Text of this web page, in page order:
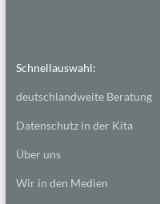
Schnellauswahl:
deutschlandweite Beratung
Datenschutz in der Kita
Über uns
Wir in den Medien